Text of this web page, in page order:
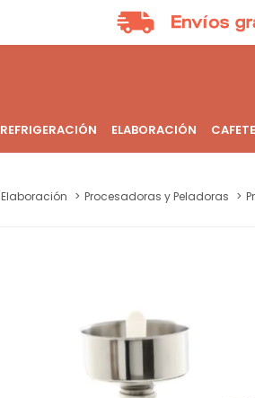
REFRIGERACIÓN ELABORACIÓN
Elaboración Procesadoras y Peladoras